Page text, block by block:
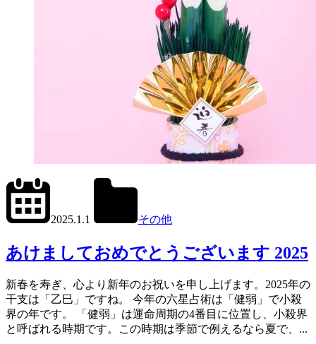
2025.1.1 その他
あけましておめでとうございます 2025
新春を寿ぎ、心より新年のお祝いを申し上げます。2025年の
干支は「乙巳」ですね。 今年の六星占術は「健弱」で小殺
界の年です。 「健弱」は運命周期の4番目に位置し、小殺界
と呼ばれる時期です。この時期は季節で例えるなら夏で、...